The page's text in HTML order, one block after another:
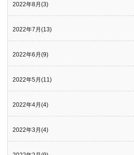
2022年8月(3)
2022年7月(13)
2022年6月(9)
2022年5月(11)
2022年4月(4)
2022年3月(4)